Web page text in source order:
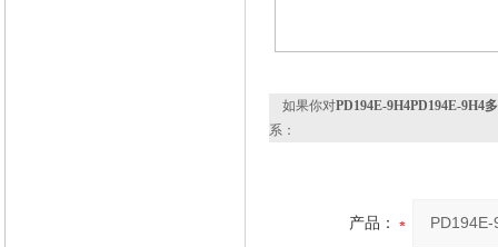
如果你对PD194E-9H4PD194E-9H4
系：
产品：